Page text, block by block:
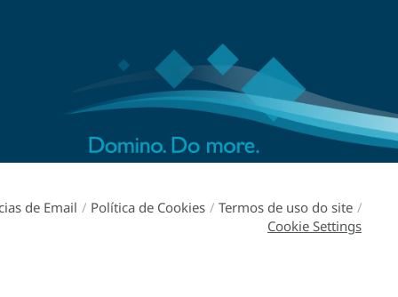
de Email / Política de Cookies / Termos de uso do site /
Cookie Settings